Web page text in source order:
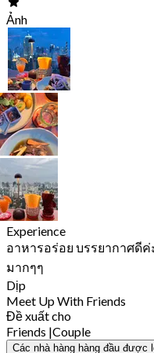
Ảnh
Experience
อาหารอร่อย บรรยากาศดี
มากๆๆ
Dịp
Meet Up With Friends
Đề xuất cho
Friends |Couple
Các nhà hàng hàng đầu được